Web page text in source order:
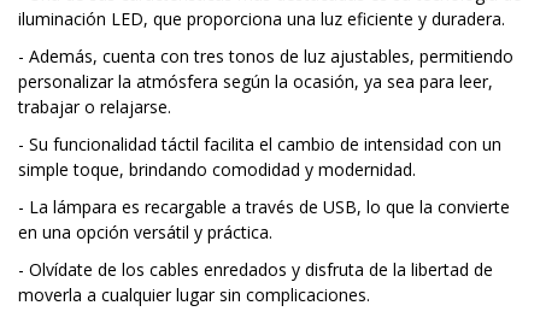
iluminación LED, que proporciona una luz eficiente y duradera.
- Además, cuenta con tres tonos de luz ajustables, permitiendo
personalizar la atmósfera según la ocasión, ya sea para leer,
trabajar o relajarse.
- Su funcionalidad táctil facilita el cambio de intensidad con un
simple toque, brindando comodidad y modernidad.
- La lámpara es recargable a través de USB, lo que la convierte
en una opción versátil y práctica.
- Olvídate de los cables enredados y disfruta de la libertad de
moverla a cualquier lugar sin complicaciones.